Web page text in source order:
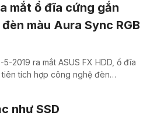
mắt ổ đĩa cứng gắn
màu Aura Sync RGB
2019 ra mắt ASUS FX HDD, ổ đĩa
tích hợp công nghệ đèn…
như SSD